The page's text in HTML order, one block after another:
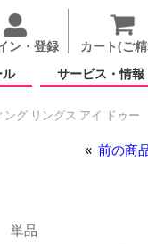
ン・登録 カート(ご
サービス・情報
ング リングス アイ ドゥー
前の商
単品